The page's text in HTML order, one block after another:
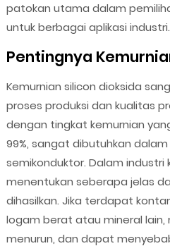
patokan utama dalam
untuk berbagai aplikasi industri.
Pentingnya
Kemurnian silicon dioksida
proses produksi dan kualitas
dengan tingkat kemurnian
99%, sangat dibutuhkan
semikonduktor. Dalam industri
menentukan seberapa jelas
dihasilkan. Jika terdapat
logam berat atau mineral lain,
menurun, dan dapat